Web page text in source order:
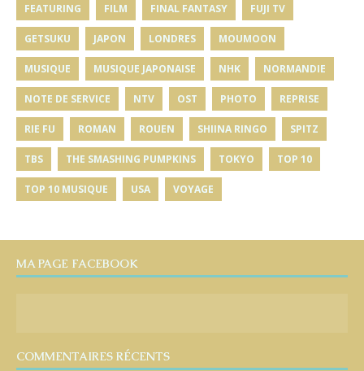
FEATURING FILM FINAL FANTASY FUJI TV
GETSUKU JAPON LONDRES MOUMOON
MUSIQUE MUSIQUE JAPONAISE NHK NORMANDIE
NOTE DE SERVICE NTV OST PHOTO REPRISE
RIE FU ROMAN ROUEN SHIINA RINGO SPITZ
TBS THE SMASHING PUMPKINS TOKYO TOP 10
TOP 10 MUSIQUE USA VOYAGE
MA PAGE FACEBOOK
COMMENTAIRES RÉCENTS